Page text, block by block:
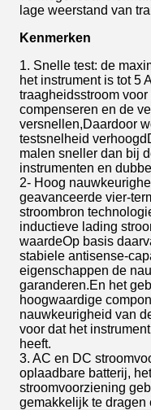
lage weerstand van
Kenmerken
1. Snelle test: de
het instrument is tot 5
traagheidsstroom
compenseren en de
versnellen,Daardoor
testsnelheid
malen sneller dan bij
instrumenten en
2- Hoog
geavanceerde vier-
stroombron
inductieve lading
waardeOp basis
stabiele antisense-
eigenschappen de
garanderen.En het
hoogwaardige
nauwkeurigheid van
voor dat het
heeft.
3. AC en DC
oplaadbare batterij,
stroomvoorziening
gemakkelijk te dragen